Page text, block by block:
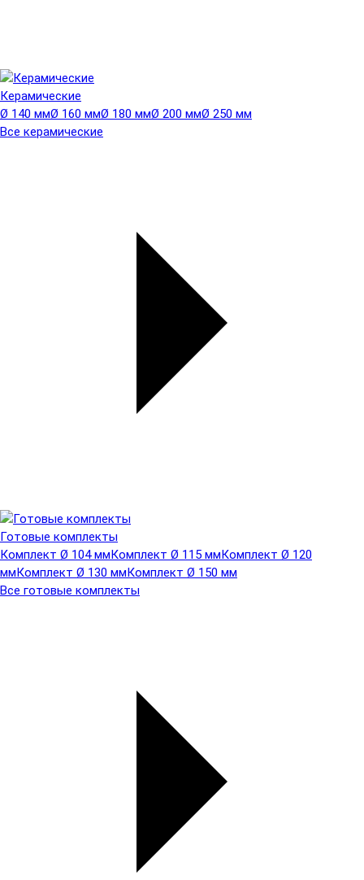
Керамические
Ø 140 ммØ 160 ммØ 180 ммØ 200 ммØ 250 мм
Все керамические
Готовые комплекты
Комплект Ø 104 ммКомплект Ø 115 ммКомплект Ø 120
ммКомплект Ø 130 ммКомплект Ø 150 мм
Все готовые комплекты